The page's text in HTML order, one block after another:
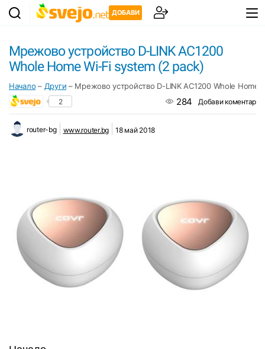
ДОБАВИ
Мрежово устройство D-LINK AC1200
Whole Home Wi-Fi system (2 pack)
Начало – Други – Мрежово устройство D-LINK AC1200 Whole Home
2 284 Добави коментар
router-bg www.router.bg 18 май 2018